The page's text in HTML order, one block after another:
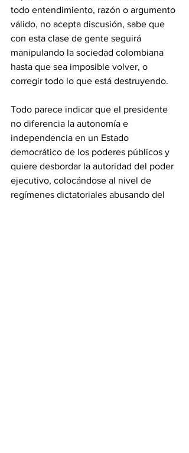
todo entendimiento, razón o argumento
válido, no acepta discusión, sabe que
con esta clase de gente seguirá
manipulando la sociedad colombiana
hasta que sea imposible volver, o
corregir todo lo que está destruyendo.
Todo parece indicar que el presidente
no diferencia la autonomía e
independencia en un Estado
democrático de los poderes públicos y
quiere desbordar la autoridad del poder
ejecutivo, colocándose al nivel de
regímenes dictatoriales abusando del